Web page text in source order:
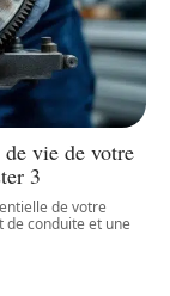
vie de votre
3
de votre
conduite et une